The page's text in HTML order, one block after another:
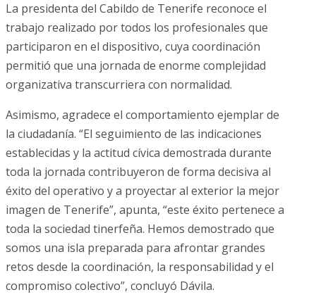
La presidenta del Cabildo de Tenerife reconoce el
trabajo realizado por todos los profesionales que
participaron en el dispositivo, cuya coordinación
permitió que una jornada de enorme complejidad
organizativa transcurriera con normalidad.
Asimismo, agradece el comportamiento ejemplar de
la ciudadanía. “El seguimiento de las indicaciones
establecidas y la actitud cívica demostrada durante
toda la jornada contribuyeron de forma decisiva al
éxito del operativo y a proyectar al exterior la mejor
imagen de Tenerife”, apunta, “este éxito pertenece a
toda la sociedad tinerfeña. Hemos demostrado que
somos una isla preparada para afrontar grandes
retos desde la coordinación, la responsabilidad y el
compromiso colectivo”, concluyó Dávila.